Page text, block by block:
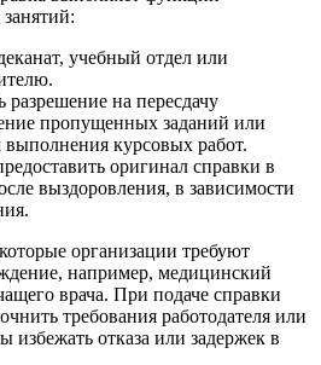
учебный отдел или
разрешение на пересдачу
пропущенных заданий или
выполнения курсовых работ.
оригинал справки в
выздоровления, в зависимости
организации требуют
например, медицинский
врача. При подаче справки
требования работодателя или
избежать отказа или задержек в